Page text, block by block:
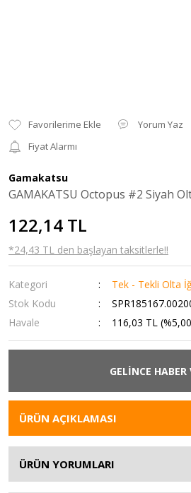
Yorum Yaz
Fiyat Alarmı
Gamakatsu
GAMAKATSU Octopus #2 Siyah
122,14 TL
*24,43 TL den başlayan taksitlerle!!
Kategori
Tek - Tekli Olta
Stok Kodu
Havale
116,03 TL
GELİNCE HABER
ÜRÜN AÇIKLAMASI
ÜRÜN YORUMLARI